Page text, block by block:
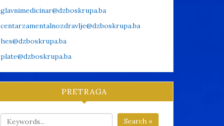
glavnimedicinar@dzboskrupa.ba
centarzamentalnozdravlje@dzboskrupa.ba
hes@dzboskrupa.ba
plate@dzboskrupa.ba
PRETRAGA
Search »